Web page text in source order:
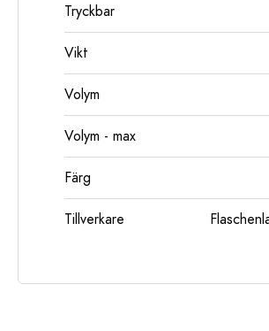
Tryckbar
Vikt
Volym
Volym - max
Färg
Tillverkare